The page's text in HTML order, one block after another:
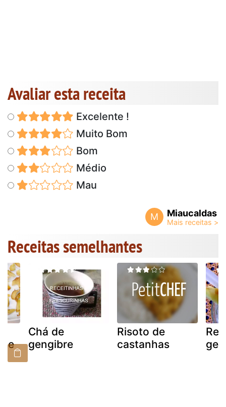
Avaliar esta receita
Excelente !
Muito Bom
Bom
Médio
Mau
M Miaucaldas
Receitas semelhantes
Chá de
gengibre
Risoto de
castanhas